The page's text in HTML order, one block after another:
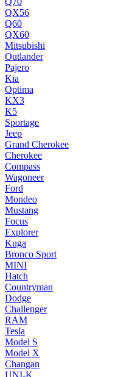
QX56
Q60
QX60
Mitsubishi
Outlander
Pajero
Kia
Optima
KX3
K5
Sportage
Jeep
Grand Cherokee
Cherokee
Compass
Wagoneer
Ford
Mondeo
Mustang
Focus
Explorer
Kuga
Bronco Sport
MINI
Hatch
Countryman
Dodge
Challenger
RAM
Tesla
Model S
Model X
Changan
UNI-K